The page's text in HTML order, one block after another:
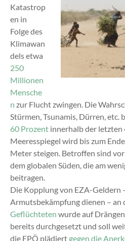
Katastrop
en in
Folge des
Klimawan
dels etwa
250
Millionen
Mensche
n zur Flucht zwingen. Die
Stürmen, Tsunamis, Dürren, etc.
60 Prozentinnerhalb der letzten
Meeresspiegel wird bis zum
Meter steigen. Betroffen sind
dem globalen Süden, die am
beitragen.
Die Kopplung von EZA-Geldern
Armutsbekämpfung dienen – an
Geflüchteten wurde auf
bereits durchgesetzt und soll
die FPÖ plädiert gegen die